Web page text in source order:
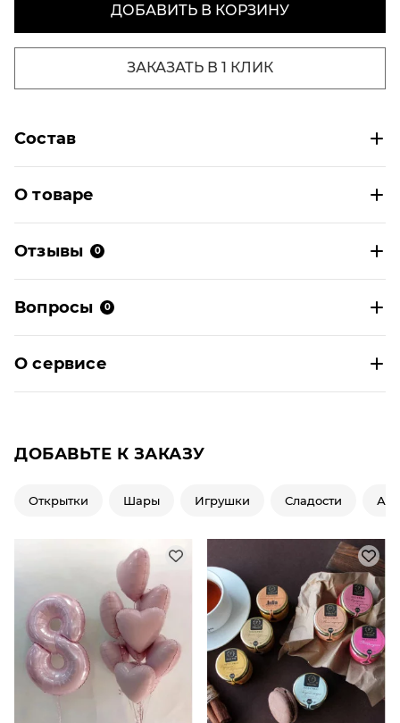
ДОБАВИТЬ В КОРЗИНУ
ЗАКАЗАТЬ В 1 КЛИК
Состав
О товаре
Отзывы 0
Вопросы 0
О сервисе
ДОБАВЬТЕ К ЗАКАЗУ
Открытки Шары Игрушки Сладости